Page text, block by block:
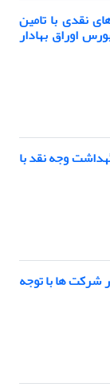
نقدی با تامین
اوراق بهادار
وجه نقد با
شرکت ها با توجه